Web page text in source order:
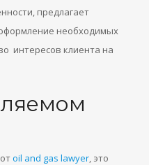
предлагает
необходимых
интересов клиента на
oil and gas lawyer, это